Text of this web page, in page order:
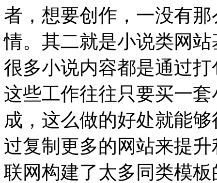
者，想要创作，一没有
情。 其二就是小说类网
很多小说内容都是通过
这些工作往往只要买一
成，这么做的好处就能
过复制更多的网站来提
联网构建了太多同类模